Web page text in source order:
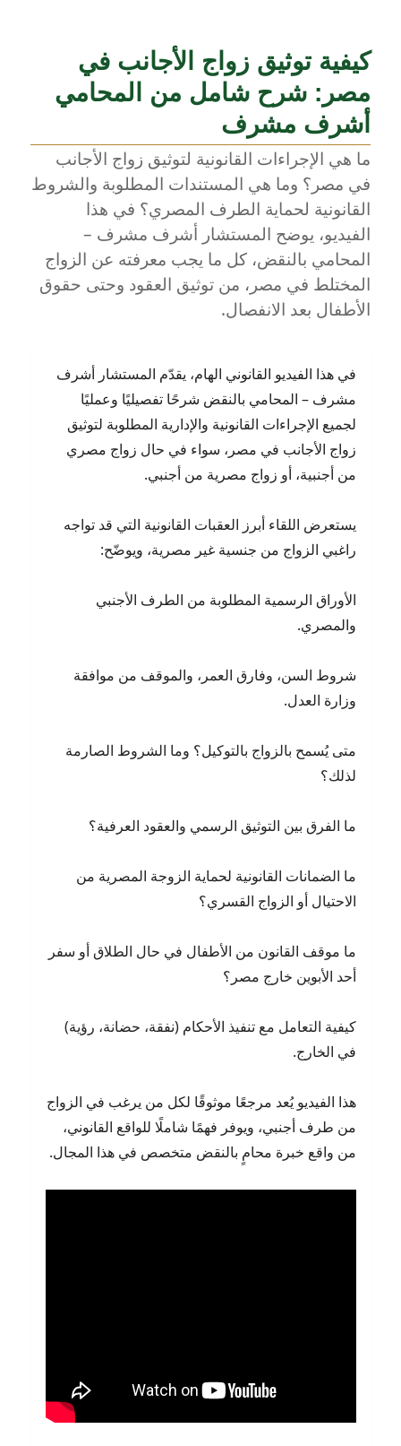
معرفته
عن
زواج
الأجانب
في
مصر:
والإجراءات
والمستندات
الرسمية
مع
المستشار
أشرف
كيفية توثيق زواج الأجانب في
مصر: شرح شامل من المحامي
أشرف مشرف
ما هي الإجراءات القانونية لتوثيق زواج الأجانب
في مصر؟ وما هي المستندات المطلوبة والشروط
القانونية لحماية الطرف المصري؟ في هذا
الفيديو، يوضح المستشار أشرف مشرف –
المحامي بالنقض، كل ما يجب معرفته عن الزواج
المختلط في مصر، من توثيق العقود وحتى حقوق
الأطفال بعد الانفصال.
في هذا الفيديو القانوني الهام، يقدّم المستشار أشرف
مشرف – المحامي بالنقض شرحًا تفصيليًا وعمليًا
لجميع الإجراءات القانونية والإدارية المطلوبة لتوثيق
زواج الأجانب في مصر، سواء في حال زواج مصري
من أجنبية، أو زواج مصرية من أجنبي.
يستعرض اللقاء أبرز العقبات القانونية التي قد تواجه
راغبي الزواج من جنسية غير مصرية، ويوضّح:
الأوراق الرسمية المطلوبة من الطرف الأجنبي
والمصري.
شروط السن، وفارق العمر، والموقف من موافقة
وزارة العدل.
متى يُسمح بالزواج بالتوكيل؟ وما الشروط الصارمة
لذلك؟
ما الفرق بين التوثيق الرسمي والعقود العرفية؟
ما الضمانات القانونية لحماية الزوجة المصرية من
الاحتيال أو الزواج القسري؟
ما موقف القانون من الأطفال في حال الطلاق أو سفر
أحد الأبوين خارج مصر؟
كيفية التعامل مع تنفيذ الأحكام (نفقة، حضانة، رؤية)
في الخارج.
هذا الفيديو يُعد مرجعًا موثوقًا لكل من يرغب في الزواج
من طرف أجنبي، ويوفر فهمًا شاملًا للواقع القانوني،
من واقع خبرة محامٍ بالنقض متخصص في هذا المجال.